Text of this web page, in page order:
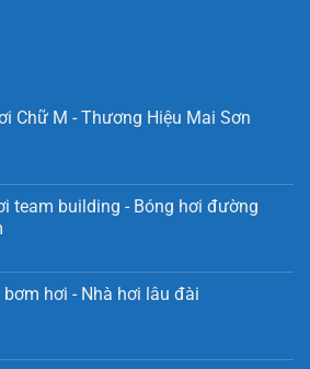
Chữ M - Thương Hiệu Mai Sơn
team building - Bóng hơi đường
hơi - Nhà hơi lâu đài